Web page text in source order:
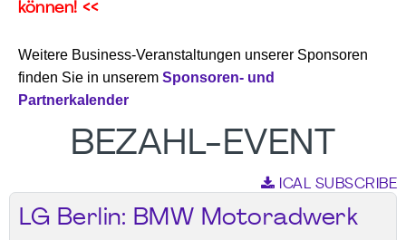
können! <<
Weitere Business-Veranstaltungen unserer Sponsoren
finden Sie in unserem Sponsoren- und
Partnerkalender
BEZAHL-EVENT
ICAL SUBSCRIBE
LG Berlin: BMW Motoradwerk